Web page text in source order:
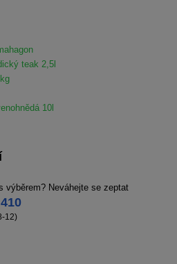
teak 2,5l
10l
výběrem? Neváhejte se zeptat
12)